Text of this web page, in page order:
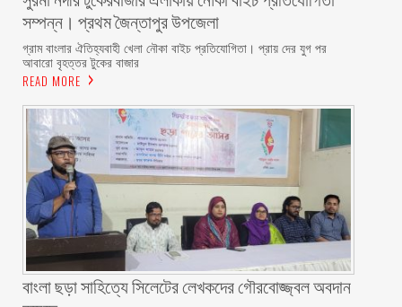
সম্পন্ন। প্রথম জৈন্তাপুর উপজেলা
গ্রাম বাংলার ঐতিহ্যবাহী খেলা নৌকা বাইচ প্রতিযোগিতা। প্রায় দের যুগ পর
আবারো বৃহত্তর টুকের বাজার
READ MORE
বাংলা ছড়া সাহিত্যে সিলেটের লেখকদের গৌরবোজ্জ্বল অবদান